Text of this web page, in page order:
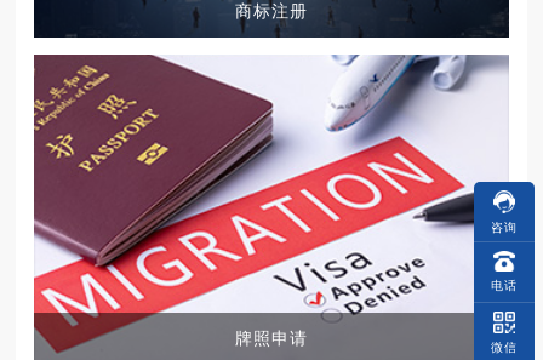
商标注册
牌照申请
咨询
电话
微信